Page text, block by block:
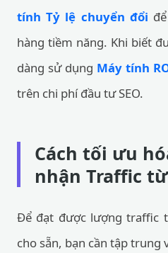
tính Tỷ lệ chuyển đổi
hàng tiềm năng. Khi biết
dàng sử dụng Máy tính
trên chi phí đầu tư SEO.
Cách tối ưu
nhận Traffic
Để đạt được lượng traffic
cho sẵn, bạn cần tập trung